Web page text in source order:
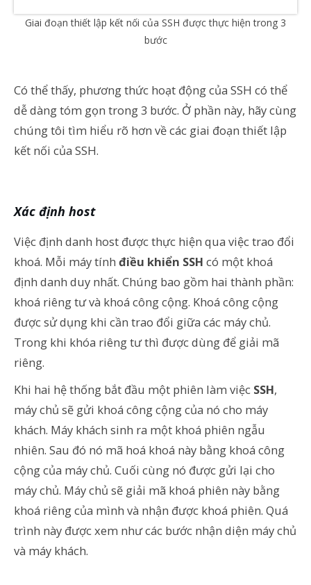
Giai đoạn thiết lập kết nối của SSH được thực hiện trong 3
bước
Có thể thấy, phương thức hoạt động của SSH có thể
dễ dàng tóm gọn trong 3 bước. Ở phần này, hãy cùng
chúng tôi tìm hiểu rõ hơn về các giai đoạn thiết lập
kết nối của SSH.
Xác định host
Việc định danh host được thực hiện qua việc trao đổi
khoá. Mỗi máy tính điều khiển SSH có một khoá
định danh duy nhất. Chúng bao gồm hai thành phần:
khoá riêng tư và khoá công cộng. Khoá công cộng
được sử dụng khi cần trao đổi giữa các máy chủ.
Trong khi khóa riêng tư thì được dùng để giải mã
riêng.
Khi hai hệ thống bắt đầu một phiên làm việc SSH,
máy chủ sẽ gửi khoá công cộng của nó cho máy
khách. Máy khách sinh ra một khoá phiên ngẫu
nhiên. Sau đó nó mã hoá khoá này bằng khoá công
cộng của máy chủ. Cuối cùng nó được gửi lại cho
máy chủ. Máy chủ sẽ giải mã khoá phiên này bằng
khoá riêng của mình và nhận được khoá phiên. Quá
trình này được xem như các bước nhận diện máy chủ
và máy khách.